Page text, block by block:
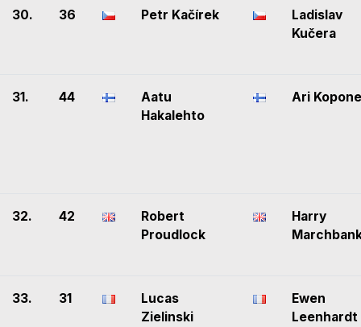
30. 36 Petr Kačírek
Ladislav
Kučera
31. 44
Aatu
Hakalehto
Ari
32. 42
Robert
Proudlock
Harry
33. 31
Lucas
Zielinski
Ewen
Leenhardt